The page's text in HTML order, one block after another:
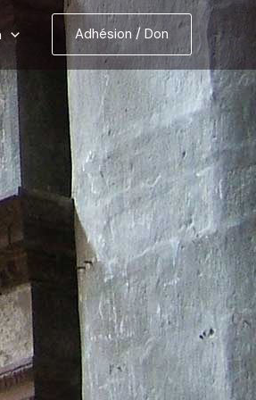
Adhésion / Don